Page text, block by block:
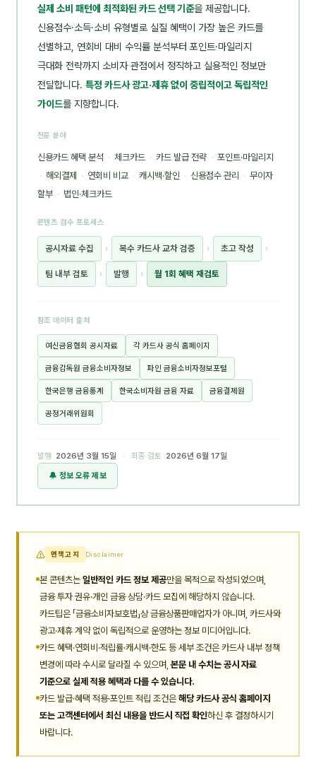
실제 소비 패턴에 최적화된 카드 선택 기준을 제공합니다.
신용점수·소득·소비 유형별로 실질 혜택이 가장 높은 카드를
선별하고, 연회비 대비 수익률 분석부터 포인트·마일리지
극대화 전략까지 소비자 관점에서 정직하고 실용적인 정보만
전달합니다. 특정 카드사 광고·제휴 없이 중립적이고 독립적인
가이드를 지향합니다.
전문 분야
신용카드 혜택 분석 · 체크카드 · 카드 발급 전략 · 포인트·마일리지
· 해외결제 · 연회비 비교 · 캐시백·할인 · 신용점수 관리 · 무이자
할부 · 법인·체크카드
콘텐츠 검수 프로세스
공시자료 수집 › 복수 카드사 교차 검증 › 초고 작성 ›
팀 내부 검토 › 발행 › 월 1회 혜택 재검토
참조 데이터 출처
여신금융협회 공시자료 각 카드사 공식 홈페이지
금융감독원 금융소비자정보 파인 금융소비자정보포털
한국은행 금융통계 한국소비자원 금융 자료 금융결제원
공정거래위원회
발행 2026년 3월 15일 · 최종 검토 2026년 6월 17일
🔔 정보 오류 제보
면책고지 Disclaimer
본 콘텐츠는 일반적인 카드 정보 제공만을 목적으로 작성되었으며,
금융 투자 권유·개인 금융 상담·카드 모집에 해당하지 않습니다.
카드팁은 「금융소비자보호법」상 금융상품판매업자가 아니며, 카드사와
광고·제휴 계약 없이 독립적으로 운영하는 정보 미디어입니다.
카드 혜택·연회비·적립률·캐시백·한도 등 세부 조건은 카드사 내부 정책
변경에 따라 수시로 달라질 수 있으며,본문 내 수치는 공시 자료
기준으로 실제 적용 혜택과 다를 수 있습니다.
카드 발급·혜택 적용·포인트 적립 조건은 해당 카드사 공식 홈페이지
또는 고객센터에서 최신 내용을 반드시 직접 확인하신 후 결정하시기
바랍니다.